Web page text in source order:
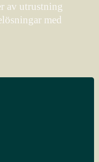
av utrustning
med